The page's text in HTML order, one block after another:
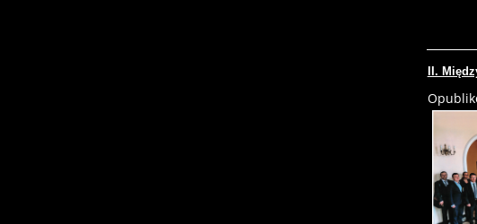
II.